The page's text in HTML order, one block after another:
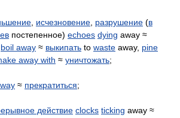
исчезновение разрушение (в
постепенное) echoes dying away ≈
boil away ≈ выкипать to waste away, pine
away with ≈ уничтожать;
≈ прекратиться;
действие clocks ticking away ≈